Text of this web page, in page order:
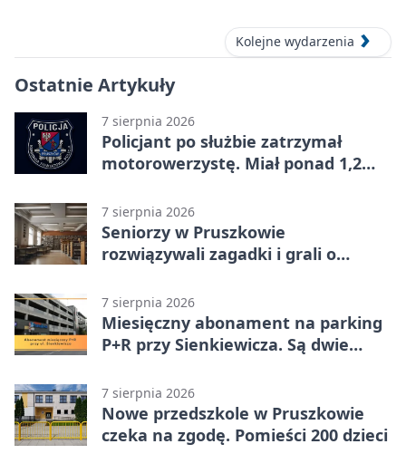
Kolejne wydarzenia
Ostatnie Artykuły
7 sierpnia 2026
Policjant po służbie zatrzymał
motorowerzystę. Miał ponad 1,2
7 sierpnia 2026
Seniorzy w Pruszkowie
rozwiązywali zagadki i grali o
7 sierpnia 2026
Miesięczny abonament na parking
P+R przy Sienkiewicza. Są dwie
7 sierpnia 2026
Nowe przedszkole w Pruszkowie
czeka na zgodę. Pomieści 200 dzieci